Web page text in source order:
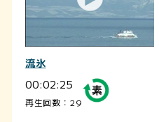
流氷
00:02:25
再生回数：29